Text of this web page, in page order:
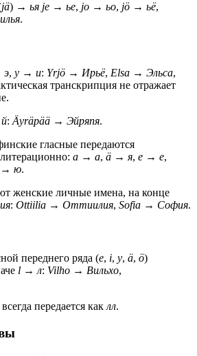
jä) → ья je → ье, jo → ьо, jö → ьё,
.
э, y → и: Yrjö → Ирьё, Elsa → Эльса,
транскрипция не отражает
й: Äyräpää → Эйряпя.
гласные передаются
a → а, ä → я, e → е,
→ ю.
женские личные имена, на конце
ия: Ottiilia → Оттиилия, Sofia → София.
переднего ряда (e, i, y, ä, ö)
l → л: Vilho → Вильхо,
всегда передается как лл.